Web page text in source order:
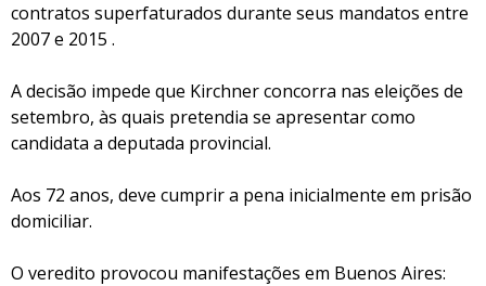
contratos superfaturados durante seus mandatos entre
2007 e 2015 .
A decisão impede que Kirchner concorra nas eleições de
setembro, às quais pretendia se apresentar como
candidata a deputada provincial.
Aos 72 anos, deve cumprir a pena inicialmente em prisão
domiciliar.
O veredito provocou manifestações em Buenos Aires: